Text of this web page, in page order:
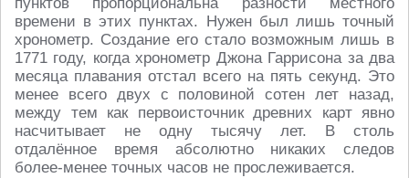
времени в этих пунктах. Нужен был лишь точный
хронометр. Создание его стало возможным лишь в
1771 году, когда хронометр Джона Гаррисона за два
месяца плавания отстал всего на пять секунд. Это
менее всего двух с половиной сотен лет назад,
между тем как первоисточник древних карт явно
насчитывает не одну тысячу лет. В столь
отдалённое время абсолютно никаких следов
более-менее точных часов не прослеживается.